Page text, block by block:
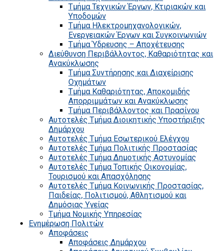
Τμήμα Τεχνικών Έργων, Κτιριακών και
Υποδομών
Τμήμα Ηλεκτρομηχανολογικών,
Ενεργειακών Έργων και Συγκοινωνιών
Τμήμα Ύδρευσης – Αποχέτευσης
Διεύθυνση Περιβάλλοντος, Καθαριότητας και
Ανακύκλωσης
Τμήμα Συντήρησης και Διαχείρισης
Οχημάτων
Τμήμα Καθαριότητας, Αποκομιδής
Απορριμμάτων και Ανακύκλωσης
Τμήμα Περιβάλλοντος και Πρασίνου
Αυτοτελές Τμήμα Διοικητικής Υποστήριξης
Δημάρχου
Αυτοτελές Τμήμα Εσωτερικού Ελέγχου
Αυτοτελές Τμήμα Πολιτικής Προστασίας
Αυτοτελές Τμήμα Δημοτικής Αστυνομίας
Αυτοτελές Τμήμα Τοπικής Οικονομίας,
Τουρισμού και Απασχόλησης
Αυτοτελές Τμήμα Κοινωνικής Προστασίας,
Παιδείας, Πολιτισμού, Αθλητισμού και
Δημόσιας Υγείας
Τμήμα Νομικής Υπηρεσίας
Ενημέρωση Πολιτών
Αποφάσεις
Αποφάσεις Δημάρχου